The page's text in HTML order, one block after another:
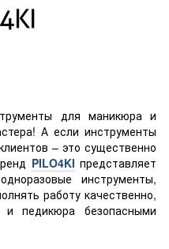
для маникюра и
А если инструменты
– это существенно
PILO4KI представляет
инструменты,
работу качественно,
педикюра безопасными